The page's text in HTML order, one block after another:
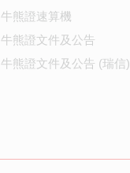
牛熊證速算機
牛熊證文件及公告
牛熊證文件及公告 (瑞信)